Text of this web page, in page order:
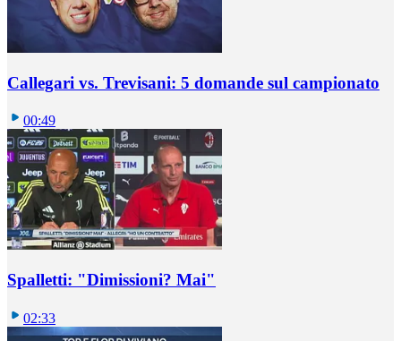
Callegari vs. Trevisani: 5 domande sul campionato
00:49
Spalletti: "Dimissioni? Mai"
02:33